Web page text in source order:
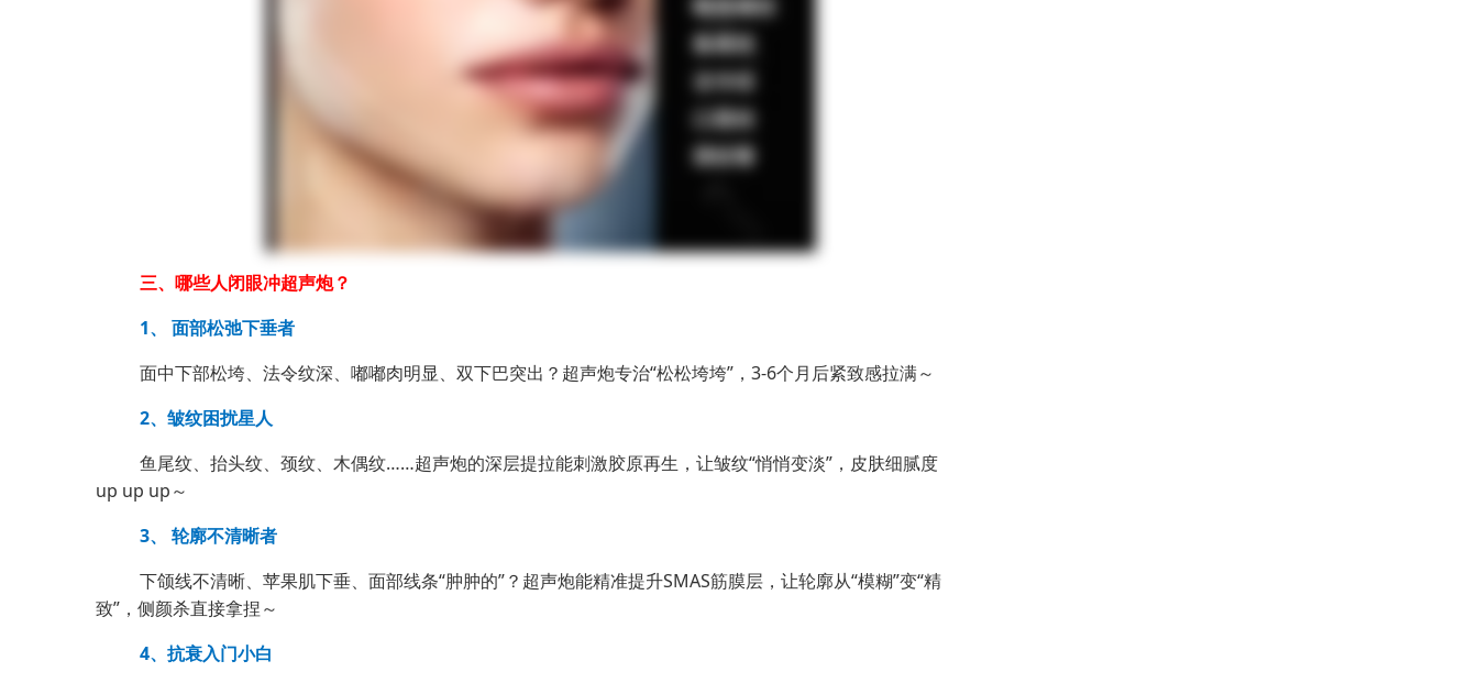
三、哪些人闭眼冲超声炮？
1、 面部松弛下垂者
面中下部松垮、法令纹深、嘟嘟肉明显、双下巴突出？超声炮专治“松松垮垮”，3-6个月后紧致感拉满～
2、皱纹困扰星人
鱼尾纹、抬头纹、颈纹、木偶纹……超声炮的深层提拉能刺激胶原再生，让皱纹“悄悄变淡”，皮肤细腻度
up up up～
3、 轮廓不清晰者
下颌线不清晰、苹果肌下垂、面部线条“肿肿的”？超声炮能精准提升SMAS筋膜层，让轮廓从“模糊”变“精
致”，侧颜杀直接拿捏～
4、抗衰入门小白